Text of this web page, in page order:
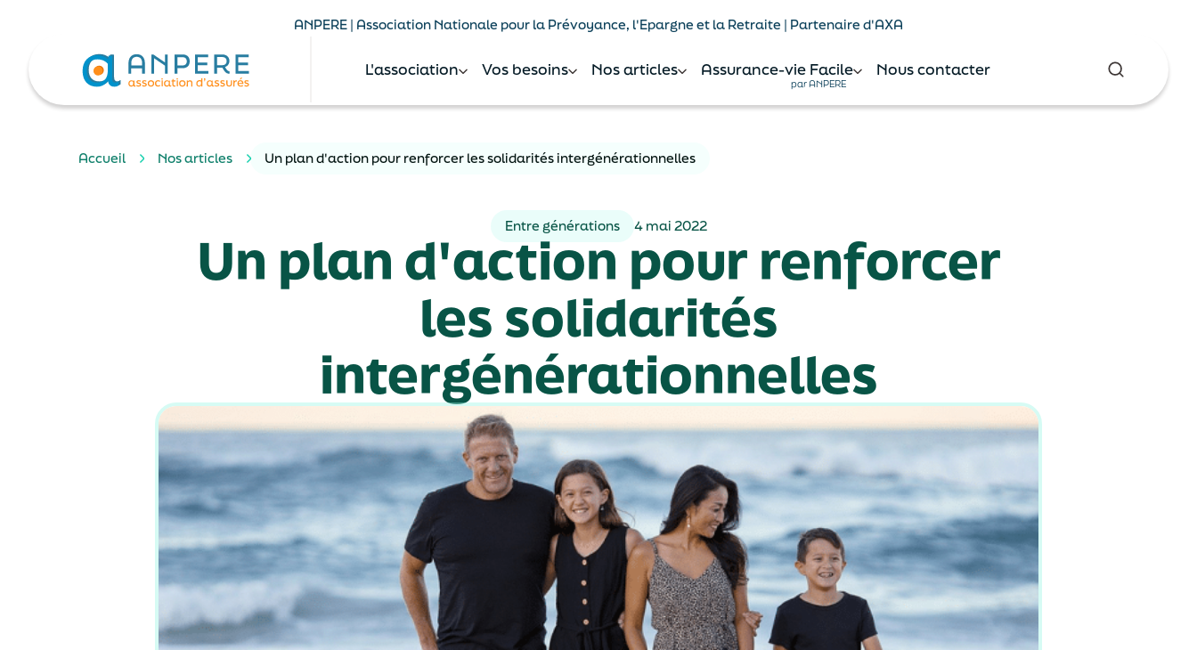
ANPERE | Association Nationale pour la Prévoyance, l'Epargne et la Retraite | Partenaire d'AXA
L'association Vos besoins Nos articles Assurance-vie Facile
par ANPERE
Nous contacter
Accueil Nos articles Un plan d'action pour renforcer les solidarités intergénérationnelles
Entre générations 4 mai 2022
Un plan d'action pour renforcer
les solidarités
intergénérationnelles